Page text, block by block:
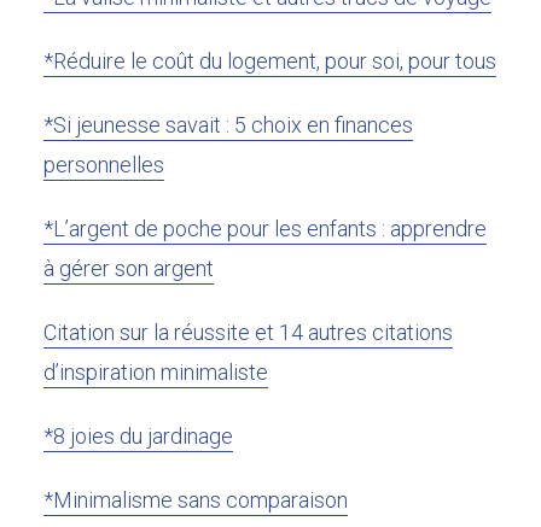
*Réduire le coût du logement, pour soi, pour tous
*Si jeunesse savait : 5 choix en finances
personnelles
*L’argent de poche pour les enfants : apprendre
à gérer son argent
Citation sur la réussite et 14 autres citations
d’inspiration minimaliste
*8 joies du jardinage
*Minimalisme sans comparaison